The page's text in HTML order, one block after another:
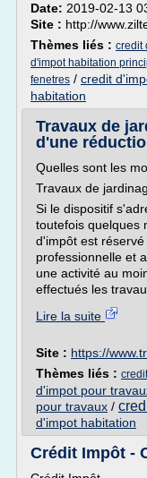
Date: 2019-02-13
Site : http://
Thèmes liés : credit
d'impot habitation
fenetres / credit
habitation
Travaux de
d'une
Quelles sont les
Travaux de
Si le dispositif
toutefois quelques
d'impôt est
professionnelle et
une activité au
effectués les
Lire la suite
Site : https://
Thèmes liés :
d'impot pour
pour travaux /
d'impot habitation
Crédit Impôt -